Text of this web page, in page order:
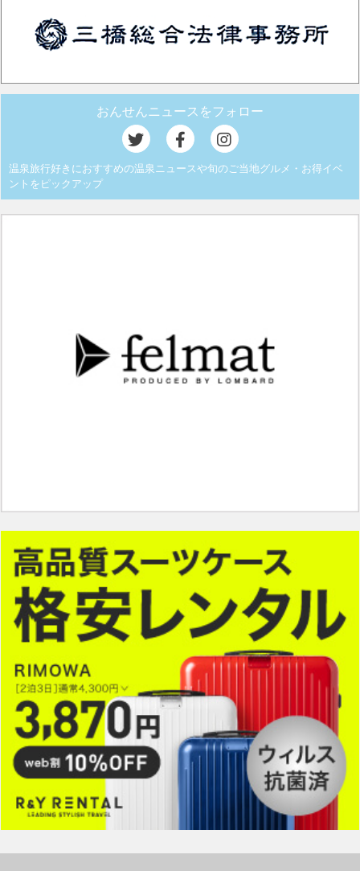
おんせんニュースをフォロー
温泉旅行好きにおすすめの温泉ニュースや旬のご当地グルメ・お得イベ
ントをピックアップ